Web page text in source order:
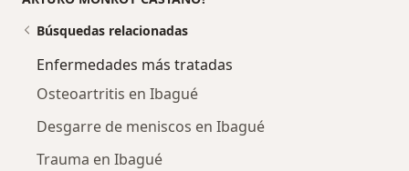
Búsquedas relacionadas
Enfermedades más tratadas
Osteoartritis en Ibagué
Desgarre de meniscos en Ibagué
Trauma en Ibagué